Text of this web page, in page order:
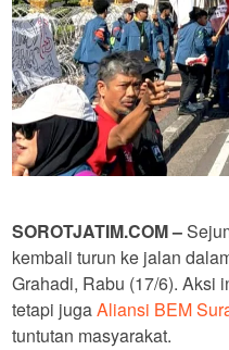
SOROTJATIM.COM –
kembali turun ke jalan
Grahadi, Rabu (17/6). Aksi
tetapi jugaAliansi BEM
tuntutan masyarakat.